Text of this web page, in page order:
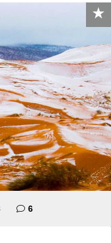
6komentara